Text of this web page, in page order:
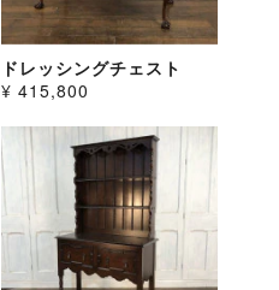
ドレッシングチェスト
¥ 415,800